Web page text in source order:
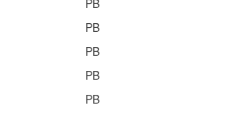
PB
PB
PB
PB
PB